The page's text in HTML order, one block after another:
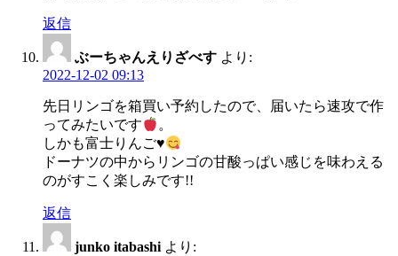
返信
ぶーちゃんえりざべす より:
2022-12-02 09:13
先日リンゴを箱買い予約したので、届いたら速攻で作
ってみたいです
。
しかも富士りんご♥️
ドーナツの中からリンゴの甘酸っぱい感じを味わえる
のがすこく楽しみです!!
返信
junko itabashi より: